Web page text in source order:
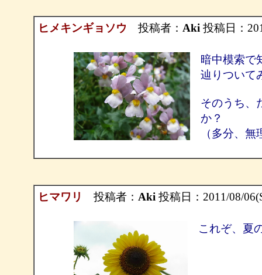
ヒメキンギョソウ 投稿者： Aki 投稿日：
暗中模索で
辿りついて
そのうち、
か？
（多分、無
ヒマワリ 投稿者： Aki 投稿日：2011/08/
これぞ、夏